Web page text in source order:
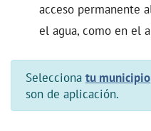
acceso permanente
el agua, como en el
Selecciona tu municipio
son de aplicación.